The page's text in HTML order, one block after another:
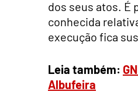
dos seus atos. É
conhecida
execução fica
Leia também:
Albufeira